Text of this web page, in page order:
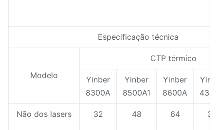
Especificação técnica
Modelo
CTP térmico
Yinber
8300A
Yinber
8500A1
Yinber
8600A
Não dos lasers 32 48 64 32